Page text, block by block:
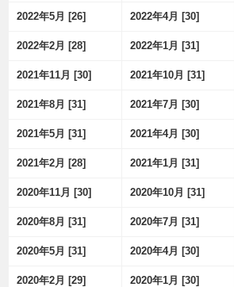
2022年5月 [26] 2022年4月 [30]
2022年2月 [28] 2022年1月 [31]
2021年11月 [30] 2021年10月 [31]
2021年8月 [31] 2021年7月 [30]
2021年5月 [31] 2021年4月 [30]
2021年2月 [28] 2021年1月 [31]
2020年11月 [30] 2020年10月 [31]
2020年8月 [31] 2020年7月 [31]
2020年5月 [31] 2020年4月 [30]
2020年2月 [29] 2020年1月 [30]